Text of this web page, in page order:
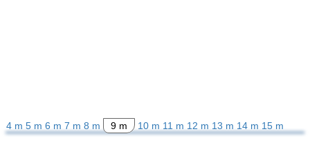
4 m 5 m 6 m 7 m 8 m 9 m 10 m 11 m 12 m 13 m 14 m 15 m